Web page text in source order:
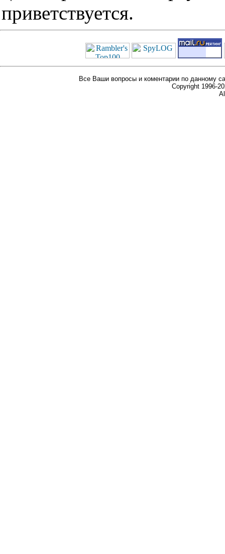
приветствуется.
Все Ваши вопросы и коментарии по данному
Copyright 1996-